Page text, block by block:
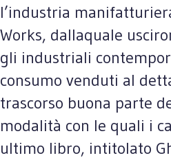
l’industria
Works, dallaquale
gli industriali
consumo venduti al
trascorso buona parte
modalità con le quali i
ultimo libro, intitolato